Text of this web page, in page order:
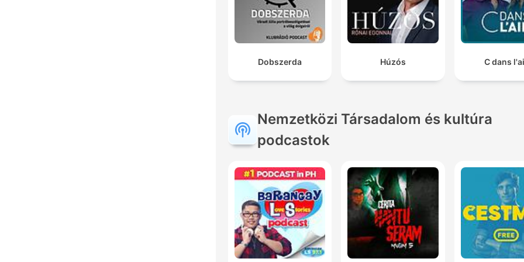
Dobszerda Húzós C dans
Nemzetközi Társadalom és kultúra
podcastok